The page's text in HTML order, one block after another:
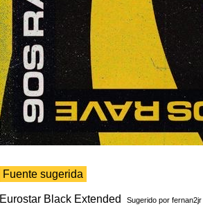
Fuente sugerida
Eurostar Black Extended Sugerido por fernan2jr